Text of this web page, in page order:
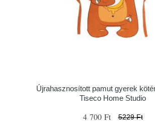
Újrahasznosított pamut gyerek
Tiseco Home Studio
4 700 Ft 5229 Ft